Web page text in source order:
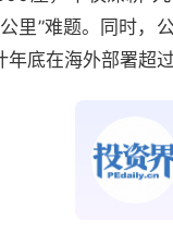
里”难题。同时
底在海外部署超过